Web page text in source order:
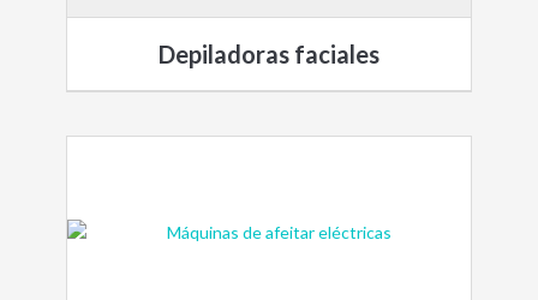
Depiladoras faciales